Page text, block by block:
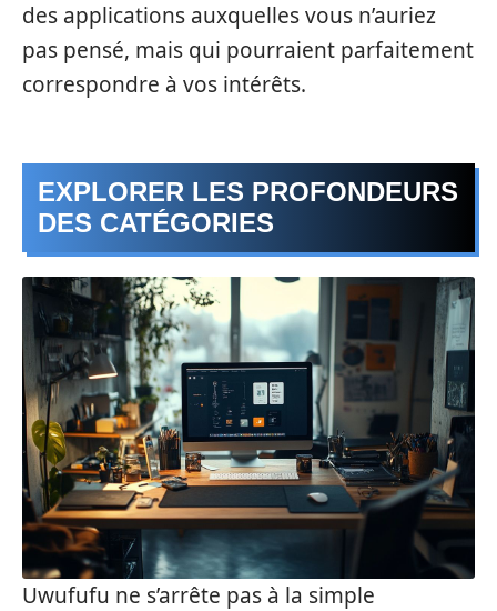
des applications auxquelles vous n’auriez
pas pensé, mais qui pourraient parfaitement
correspondre à vos intérêts.
EXPLORER LES PROFONDEURS
DES CATÉGORIES
Uwufufu ne s’arrête pas à la simple